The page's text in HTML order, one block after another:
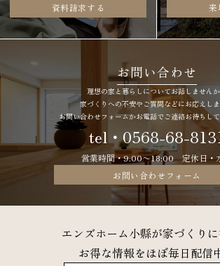
資料請求する
お問い合わせ
理想の家と暮らしについてお話しませんか
家づくりへの不安やご質問などにお応えしま
お問い合わせフォームかお電話でご連絡お待ちして
tel・0568-68-
営業時間・9:00〜18:00 定休日・
お問い合わせフォーム
来
エンズホーム小縣が家づくり
お得な情報をほぼ毎日配信